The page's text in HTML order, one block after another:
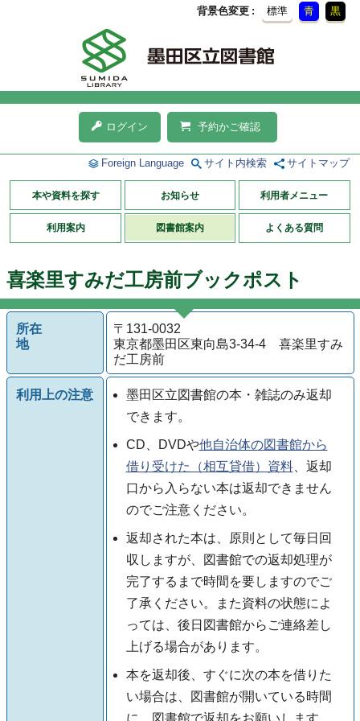
背景色変更 標準 青 黒
ログイン 予約かご確認
Foreign Language サイト内検索 サイトマップ
本や資料を探す お知らせ 利用者メニュー
利用案内 図書館案内 よくある質問
喜楽里すみだ工房前ブックポスト
所在
地
〒131-0032
東京都墨田区東向島3-34-4 喜楽里すみ
だ工房前
利用上の注意
墨田区立図書館の本・雑誌のみ返却
できます。
CD、DVDや他自治体の図書館から
借り受けた（相互貸借）資料、返却
口から入らない本は返却できません
のでご注意ください。
返却された本は、原則として毎日回
収しますが、図書館での返却処理が
完了するまで時間を要しますのでご
了承ください。また資料の状態によ
っては、後日図書館からご連絡差し
上げる場合があります。
本を返却後、すぐに次の本を借りた
い場合は、図書館が開いている時間
に、図書館で返却をお願いします。